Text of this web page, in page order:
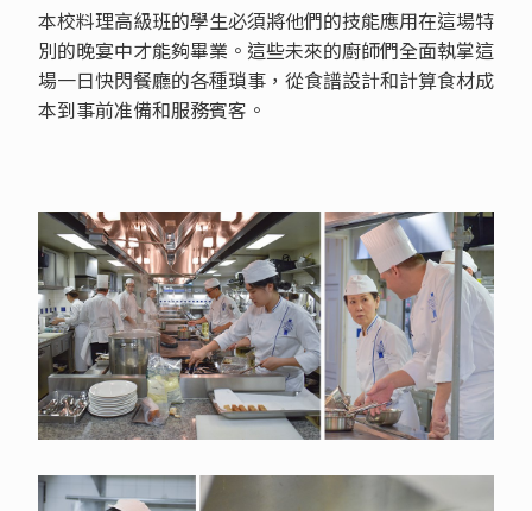
本校料理高級班的學生必須將他們的技能應用在這場特
別的晚宴中才能夠畢業。這些未來的廚師們全面執掌這
場一日快閃餐廳的各種瑣事，從食譜設計和計算食材成
本到事前准備和服務賓客。